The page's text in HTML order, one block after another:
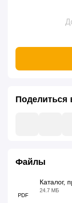
Поделиться
Файлы
PDF
Каталог,
24.7 МБ